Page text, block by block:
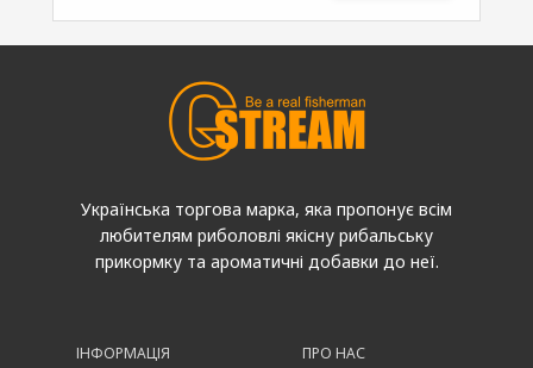
Українська торгова марка, яка пропонує всім
любителям риболовлі якісну рибальську
прикормку та ароматичні добавки до неї.
ІНФОРМАЦІЯ ПРО НАС